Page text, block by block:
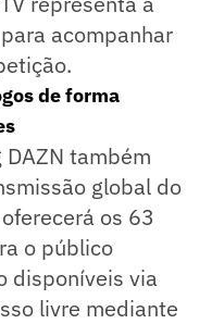
acompanhar
de forma
também
global do
os 63
o público
disponíveis via
livre mediante